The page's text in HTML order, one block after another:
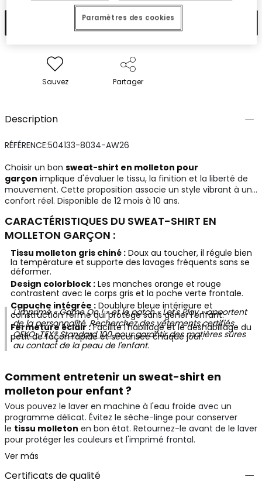
Ajouter
Sauvez Partager
Description
RÉFÉRENCE:504133-8034-AW26
Choisir un bon sweat-shirt en molleton pour
garçon implique d'évaluer le tissu, la finition et la liberté de
mouvement. Cette proposition associe un style vibrant à un
confort réel. Disponible de 12 mois à 10 ans.
CARACTÉRISTIQUES DU SWEAT-SHIRT EN
MOLLETON GARÇON :
Tissu molleton gris chiné :Doux au toucher, il régule bien
la température et supporte des lavages fréquents sans se
déformer.
Design colorblock :Les manches orange et rouge
contrastent avec le corps gris et la poche verte frontale.
Capuche intégrée :Doublure bleue intérieure et
construction ferme qui protège sans gêner l'enfant.
Fermeture éclair :Facilite l'habillage et le déshabillage du
petit de façon rapide et sécurisée chaque jour.
L'imprimé « Game On ! » et le patch « Let's Play » apportent
de la personnalité. Recherchez des vêtements certifiés
OEKO-TEX® Standard 100pour garantir des matières sûres
au contact de la peau de l'enfant.
Comment entretenir un sweat-shirt en
molleton pour enfant ?
Vous pouvez le laver en machine à l'eau froide avec un
programme délicat. Évitez le sèche-linge pour conserver
le tissu molleton en bon état. Retournez-le avant de le laver
pour protéger les couleurs et l'imprimé frontal.
Ver más
Certificats de qualité
Paramètres des cookies